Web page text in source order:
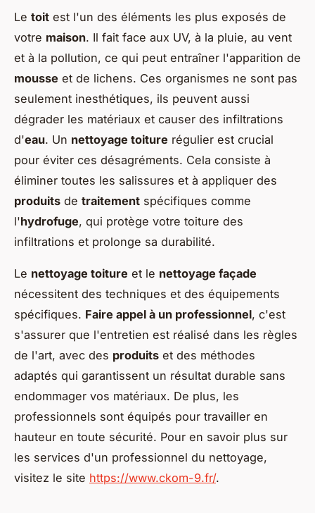
Le toit est l'un des éléments les plus exposés de
votre maison. Il fait face aux UV, à la pluie, au vent
et à la pollution, ce qui peut entraîner l'apparition de
mousse et de lichens. Ces organismes ne sont pas
seulement inesthétiques, ils peuvent aussi
dégrader les matériaux et causer des infiltrations
d'eau. Un nettoyage toiture régulier est crucial
pour éviter ces désagréments. Cela consiste à
éliminer toutes les salissures et à appliquer des
produits de traitement spécifiques comme
l'hydrofuge, qui protège votre toiture des
infiltrations et prolonge sa durabilité.
Le nettoyage toiture et le nettoyage façade
nécessitent des techniques et des équipements
spécifiques. Faire appel à un professionnel, c'est
s'assurer que l'entretien est réalisé dans les règles
de l'art, avec des produits et des méthodes
adaptés qui garantissent un résultat durable sans
endommager vos matériaux. De plus, les
professionnels sont équipés pour travailler en
hauteur en toute sécurité. Pour en savoir plus sur
les services d'un professionnel du nettoyage,
visitez le site https://www.ckom-9.fr/.